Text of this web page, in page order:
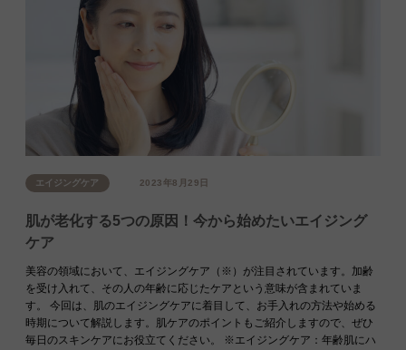
エイジングケア 2023年8月29日
肌が老化する5つの原因！今から始めたいエイジング
ケア
美容の領域において、エイジングケア（※）が注目されています。加齢
を受け入れて、その人の年齢に応じたケアという意味が含まれていま
す。 今回は、肌のエイジングケアに着目して、お手入れの方法や始める
時期について解説します。肌ケアのポイントもご紹介しますので、ぜひ
毎日のスキンケアにお役立てください。 ※エイジングケア：年齢肌にハ